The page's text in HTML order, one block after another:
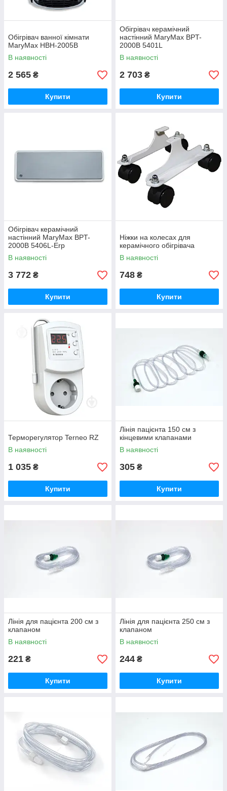
Обігрівач ванної кімнати
MaryMax HBH-2005B
В наявності
2 565 ₴
Купити
Обігрівач керамічний
настінний MaryMax BPT-
2000B 5401L
В наявності
2 703 ₴
Купити
Обігрівач керамічний
настінний MaryMax BPT-
2000B 5406L-Erp
В наявності
3 772 ₴
Купити
Ніжки на колесах для
керамічного обігрівача
В наявності
748 ₴
Купити
Терморегулятор Terneo RZ
В наявності
1 035 ₴
Купити
Лінія пацієнта 150 см з
кінцевими клапанами
В наявності
305 ₴
Купити
Лінія для пацієнта 200 см з
клапаном
В наявності
221 ₴
Купити
Лінія для пацієнта 250 см з
клапаном
В наявності
244 ₴
Купити